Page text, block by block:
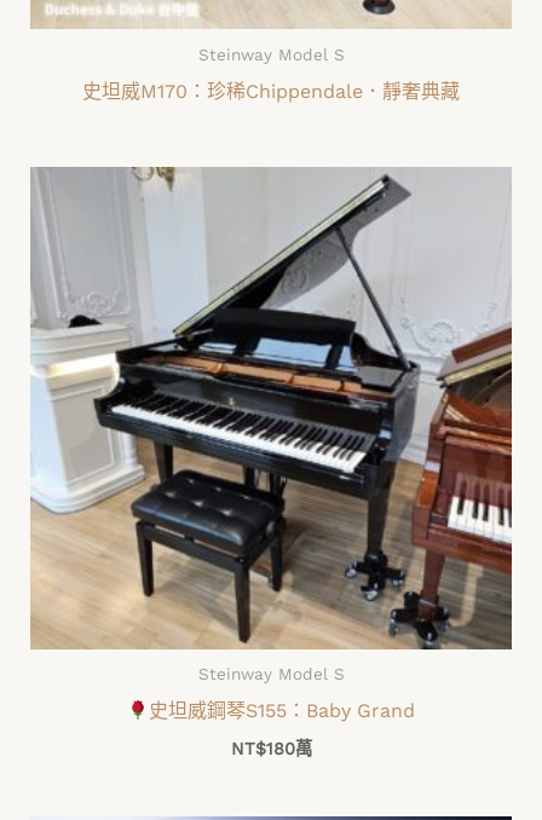
Steinway Model S
史坦威M170：珍稀Chippendale．靜奢典藏
Steinway Model S
史坦威鋼琴S155：Baby Grand
NT$180萬